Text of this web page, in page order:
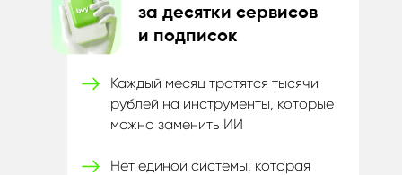
за десятки сервисов
и подписок
Каждый месяц тратятся тысячи
рублей на инструменты, которые
можно заменить ИИ
Нет единой системы, которая